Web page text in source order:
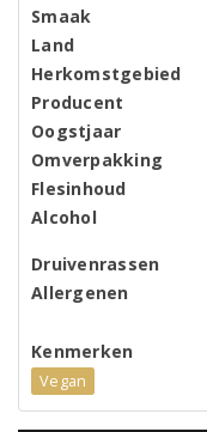
Smaak
Land
Herkomstgebied
Producent
Oogstjaar
Omverpakking
Flesinhoud
Alcohol
Druivenrassen
Allergenen
Kenmerken
Vegan